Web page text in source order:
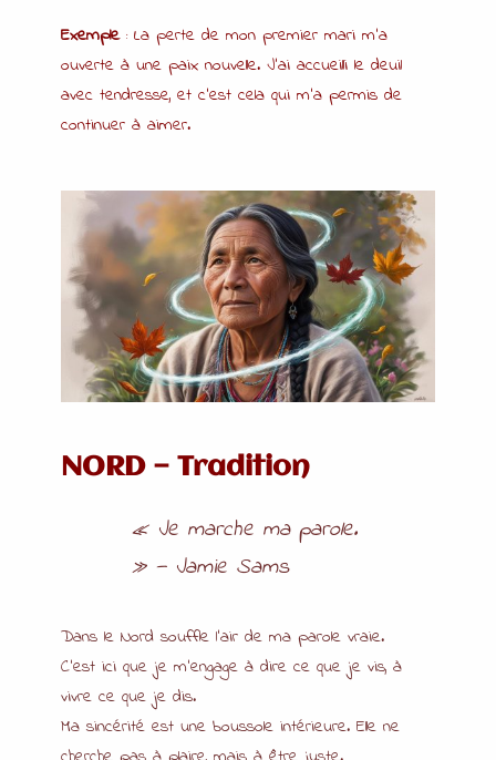
Exemple: La perte de mon premier mari m’a
ouverte à une paix nouvelle. J’ai accueilli le deuil
avec tendresse, et c’est cela qui m’a permis de
continuer à aimer.
NORD — Tradition
« Je marche ma parole.
»— Jamie Sams
Dans le Nord souffle l’air de ma parole vraie.
C’est ici que je m’engage à dire ce que je vis, à
vivre ce que je dis.
Ma sincérité est une boussole intérieure. Elle ne